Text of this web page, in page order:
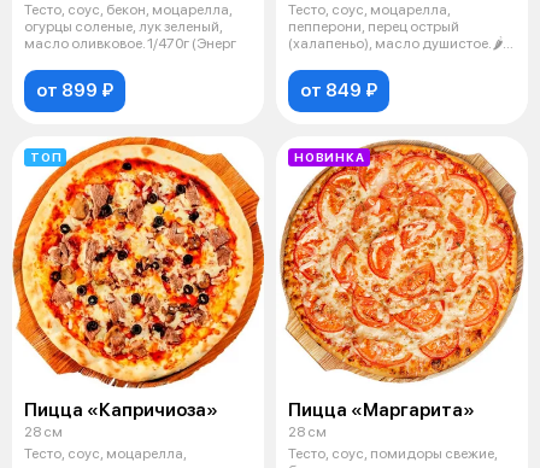
Тесто, соус, бекон, моцарелла,
огурцы соленые, лук зеленый,
масло оливковое. 1/470г (Энерг
от 899 ₽
Тесто, соус, моцарелла,
пепперони, перец острый
(халапеньо), масло душистое.🌶
от 849 ₽
ТОП
Пицца «Капричиоза»
28 см
Тесто, соус, моцарелла,
НОВИНКА
Пицца «Маргарита»
28 см
Тесто, соус, помидоры свежие,